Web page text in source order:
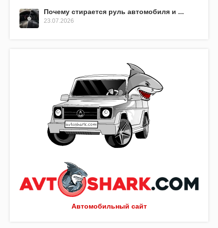
Автомобильный сайт
Почему стирается руль автомобиля и ...
23.07.2026